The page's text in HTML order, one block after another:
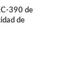
390 de
de